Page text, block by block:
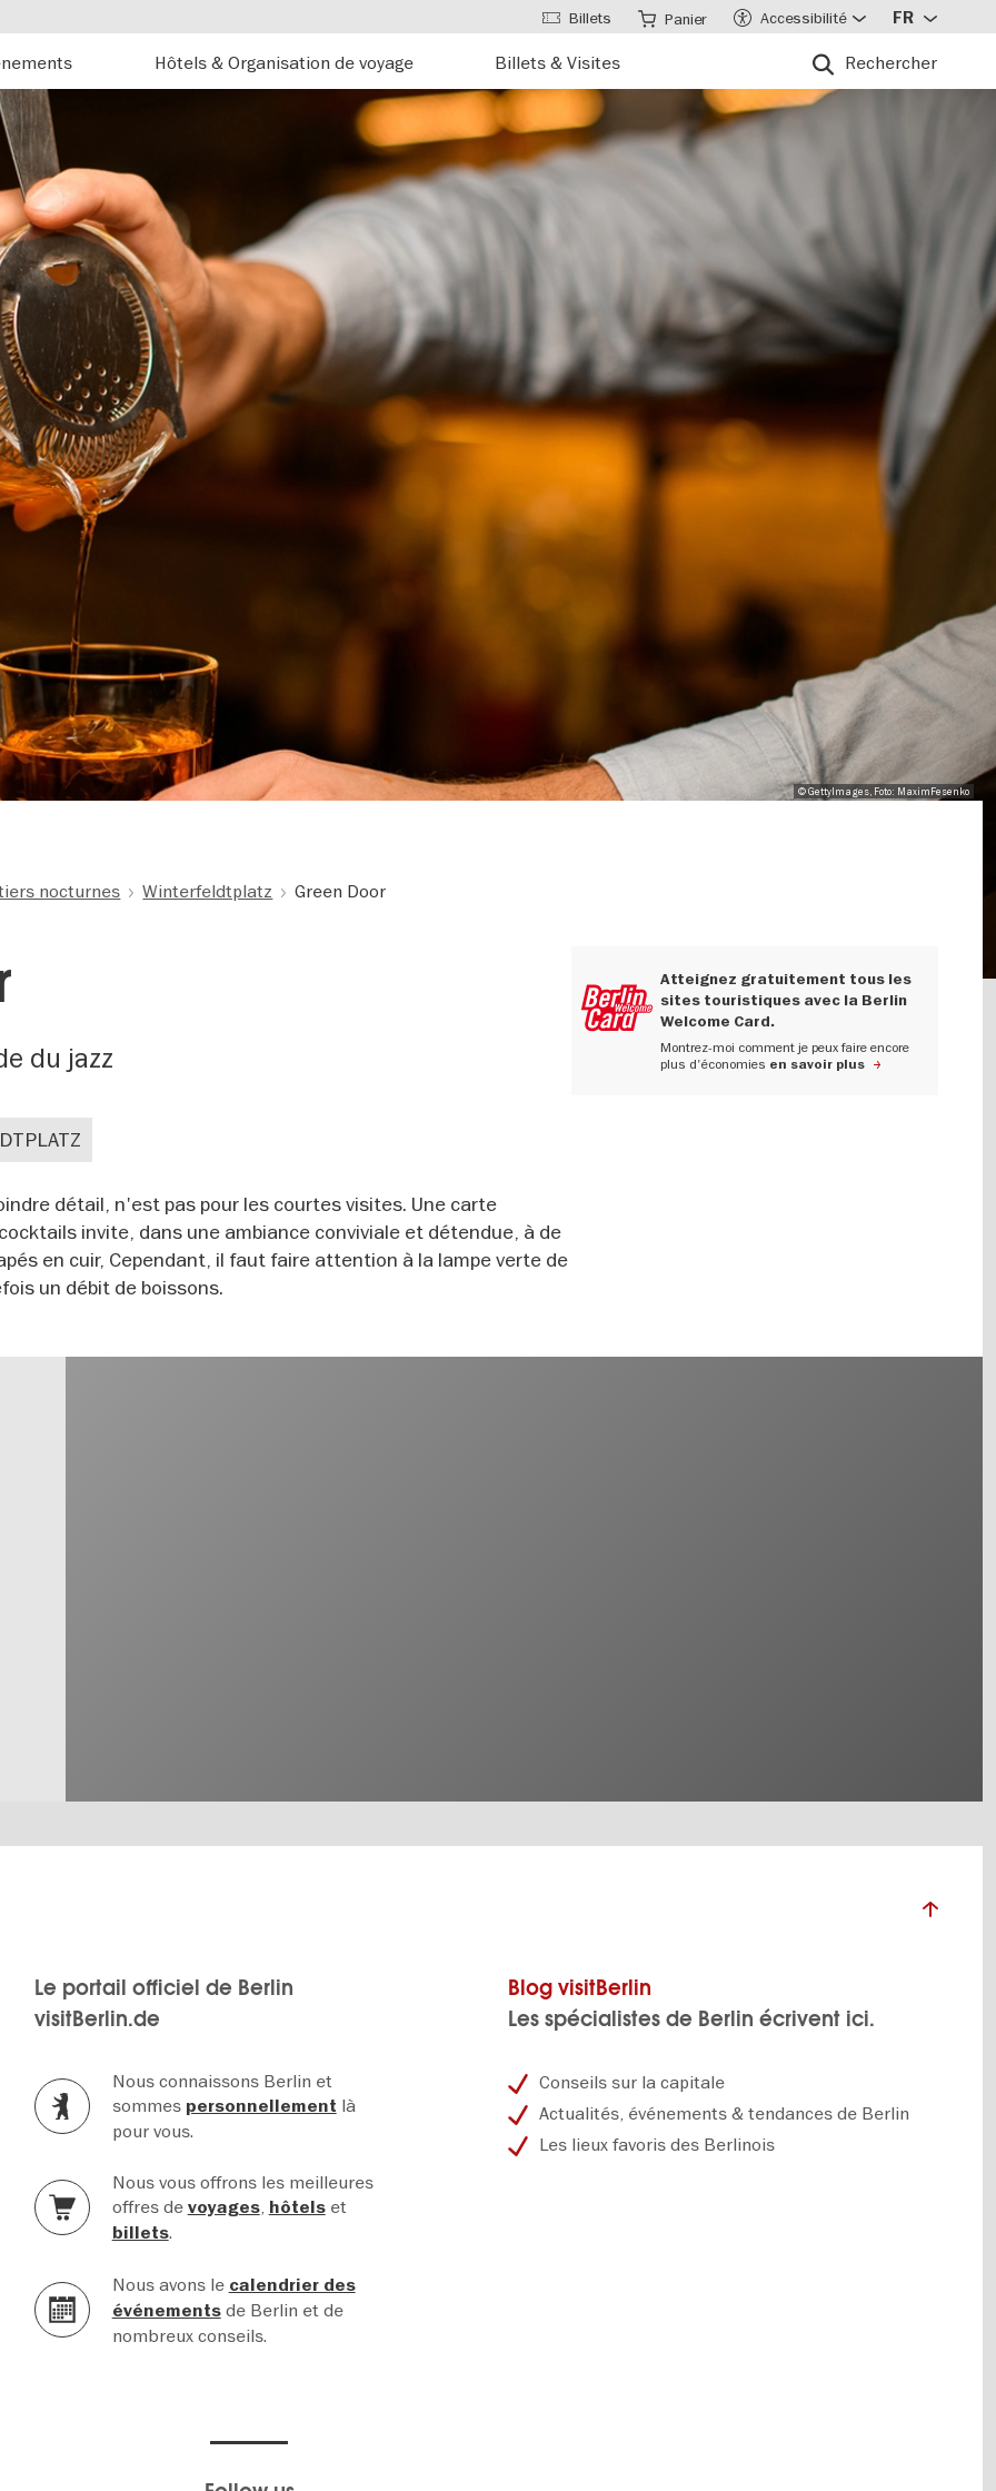
Hôtels & Organisation de voyage Billets & Visites Rechercher
Billets Panier Accessibilité FR
© GettyImages, Foto: MaximFesenko
nocturnes Winterfeldtplatz Green Door
du jazz
Atteignez gratuitement tous les
sites touristiques avec la Berlin
Welcome Card.
Montrez-moi comment je peux faire encore
plus d'économies en savoir plus
détail, n'est pas pour les courtes visites. Une carte
invite, dans une ambiance conviviale et détendue, à de
en cuir, Cependant, il faut faire attention à la lampe verte de
un débit de boissons.
Le portail officiel de Berlin
visitBerlin.de
Nous connaissons Berlin et
sommes personnellement là
pour vous.
Nous vous offrons les meilleures
offres de voyages, hôtelset
billets.
Nous avons le calendrier des
événementsde Berlin et de
nombreux conseils.
Blog visitBerlin
Les spécialistes de Berlin écrivent ici.
Conseils sur la capitale
Actualités, événements & tendances de Berlin
Les lieux favoris des Berlinois